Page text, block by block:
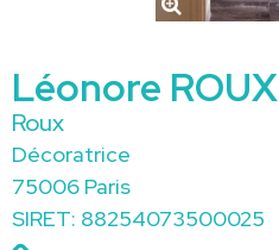
Léonore ROUX
Roux
Décoratrice
75006 Paris
SIRET: 88254073500025